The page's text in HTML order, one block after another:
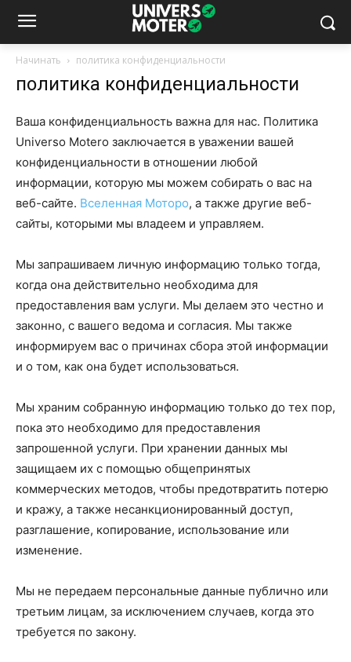
Начинать политика конфиденциальности
политика конфиденциальности
Ваша конфиденциальность важна для нас. Политика
Universo Motero заключается в уважении вашей
конфиденциальности в отношении любой
информации, которую мы можем собирать о вас на
веб-сайте. Вселенная Моторо, а также другие веб-
сайты, которыми мы владеем и управляем.
Мы запрашиваем личную информацию только тогда,
когда она действительно необходима для
предоставления вам услуги. Мы делаем это честно и
законно, с вашего ведома и согласия. Мы также
информируем вас о причинах сбора этой информации
и о том, как она будет использоваться.
Мы храним собранную информацию только до тех пор,
пока это необходимо для предоставления
запрошенной услуги. При хранении данных мы
защищаем их с помощью общепринятых
коммерческих методов, чтобы предотвратить потерю
и кражу, а также несанкционированный доступ,
разглашение, копирование, использование или
изменение.
Мы не передаем персональные данные публично или
третьим лицам, за исключением случаев, когда это
требуется по закону.